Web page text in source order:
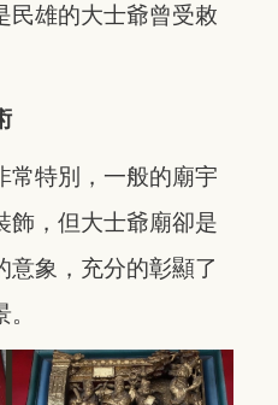
民雄的大士爺曾受敕
常特別，一般的廟宇
飾，但大士爺廟卻是
意象，充分的彰顯了